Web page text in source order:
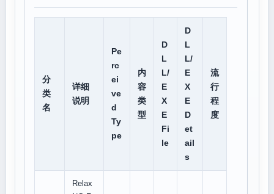
分
类
名
详细
说明
Pe
rc
ei
ve
d
Ty
pe
内
容
类
型
D
L
L/
E
X
E
Fi
le
D
L
L/
E
X
E
D
et
ail
s
流
行
程
度
Relax